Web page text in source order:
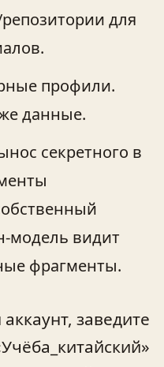
для
профили.
данные.
секретного в
видит
фрагменты.
заведите